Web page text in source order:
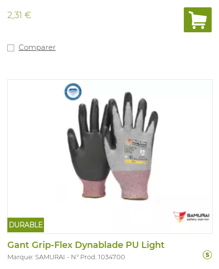
mains sont donc bien ventilées. Enduction très résistant
au frottement. Idéal pour des applications dans des
conditions sèches, telles que montage léger, tâches de
précision et activités logistiques légères. Avec sa couleur
dans des environnements pollués. Tailles disponibles: 6
2,31 €
Comparer
DURABLE
Gant Grip-Flex Dynablade PU Light
Marque: SAMURAI N° Prod. 1034700